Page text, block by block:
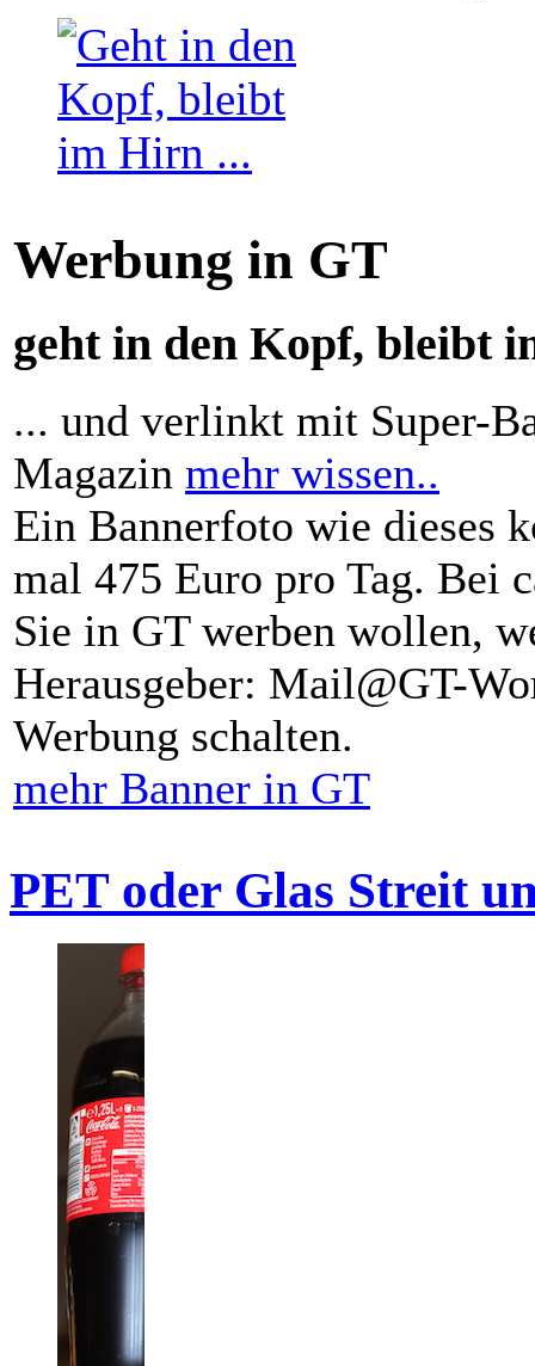
Werbung in GT
geht in den Kopf, bleibt
... und verlinkt mit Super-
Magazin mehr wissen..
Ein Bannerfoto wie dieses
mal 475 Euro pro Tag. Bei
Sie in GT werben wollen,
Herausgeber: Mail@GT-
Werbung schalten.
mehr Banner in GT
PET oder Glas Streit